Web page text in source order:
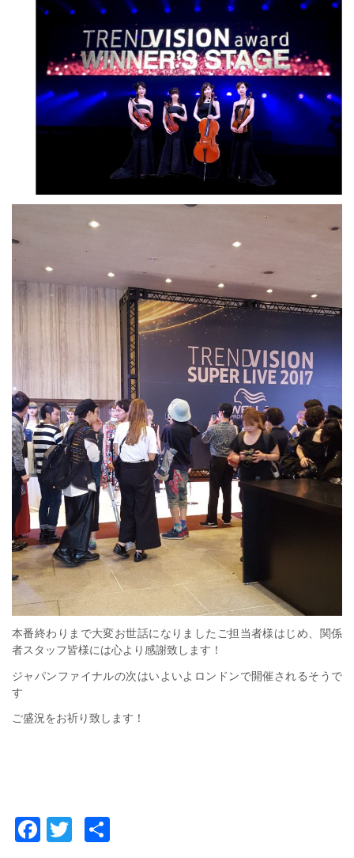
本番終わりまで大変お世話になりましたご担当者様はじめ、関係
者スタッフ皆様には心より感謝致します！
ジャパンファイナルの次はいよいよロンドンで開催されるそうで
す
ご盛況をお祈り致します！
Facebook
Twitter